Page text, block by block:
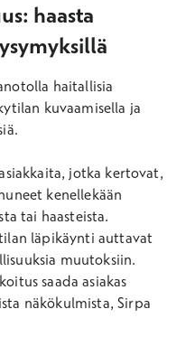
haasta
haitallisia
kuvaamisella ja
jotka kertovat,
kenellekään
tai haasteista.
läpikäynti auttavat
muutoksiin.
saada asiakas
näkökulmista, Sirpa